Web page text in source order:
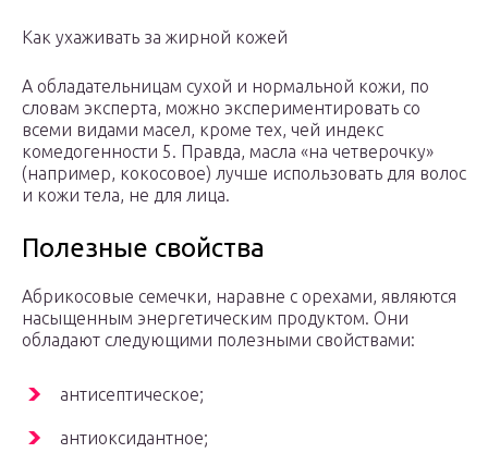
Как ухаживать за жирной кожей
А обладательницам сухой и нормальной кожи, по
словам эксперта, можно экспериментировать со
всеми видами масел, кроме тех, чей индекс
комедогенности 5. Правда, масла «на четверочку»
(например, кокосовое) лучше использовать для волос
и кожи тела, не для лица.
Полезные свойства
Абрикосовые семечки, наравне с орехами, являются
насыщенным энергетическим продуктом. Они
обладают следующими полезными свойствами:
антисептическое;
антиоксидантное;